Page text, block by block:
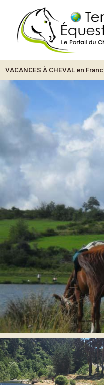
VACANCES À CHEVAL en